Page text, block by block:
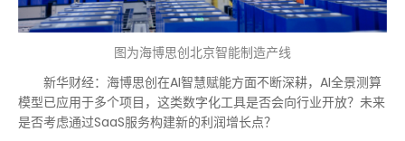
图为海博思创北京智能制造产线
新华财经：海博思创在AI智慧赋能方面不断深耕，AI全景测算
模型已应用于多个项目，这类数字化工具是否会向行业开放？未来
是否考虑通过SaaS服务构建新的利润增长点？